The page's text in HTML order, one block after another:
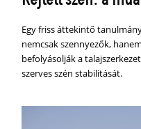
Egy friss áttekintő
nemcsak szennyezők,
befolyásolják a
szerves szén stabilitását.